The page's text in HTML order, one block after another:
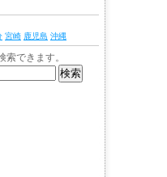
宮崎 鹿児島 沖縄
索できます。